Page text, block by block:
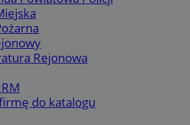
Rejonowa
do katalogu